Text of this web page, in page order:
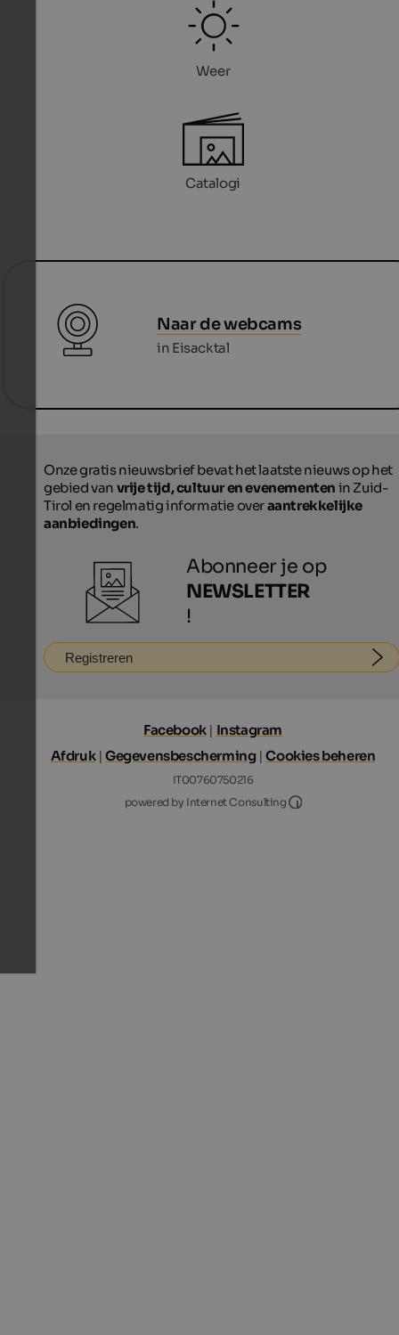
Weer
Catalogi
Naar de webcams
in Eisacktal
Onze gratis nieuwsbrief bevat het laatste nieuws op het
gebied van vrije tijd, cultuur en evenementen in Zuid-
Tirol en regelmatig informatie overaantrekkelijke
aanbiedingen.
Abonneer je op
NEWSLETTER
!
Registreren
Facebook | Instagram
Afdruk |Gegevensbescherming |Cookies beheren
IT00760750216
powered by Internet Consulting
Internet